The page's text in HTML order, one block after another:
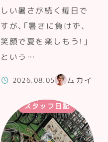
しい暑さが続く毎日で
すが、「暑さに負けず、
笑顔で夏を楽しもう！」
という…
2026.08.05 ムカイ
スタッフ日記